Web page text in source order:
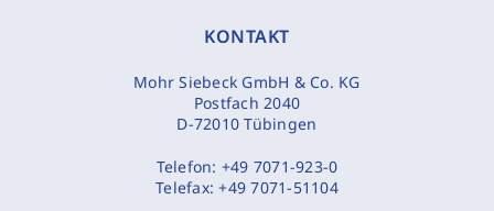
KONTAKT
Mohr Siebeck GmbH & Co. KG
Postfach 2040
D-72010 Tübingen
Telefon: +49 7071-923-0
Telefax:+49 7071-51104